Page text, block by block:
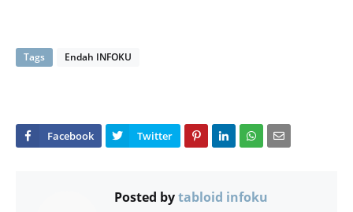
Tags Endah INFOKU
Posted bytabloid infoku